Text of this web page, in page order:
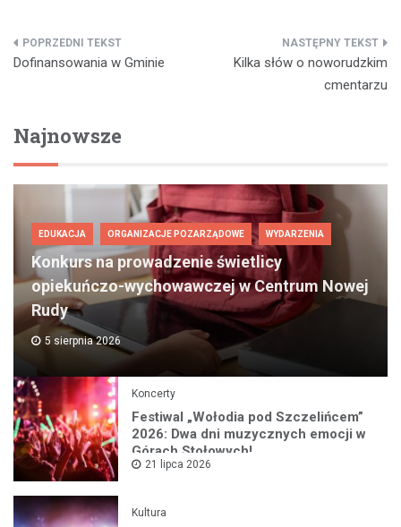
Nawigacja
Dofinansowania w Gminie
Kilka słów o noworudzkim
cmentarzu
Najnowsze
EDUKACJA ORGANIZACJE POZARZĄDOWE WYDARZENIA
Konkurs na prowadzenie świetlicy
opiekuńczo-wychowawczej w Centrum Nowej
Rudy
5 sierpnia 2026
Koncerty
Festiwal „Wołodia pod Szczelińcem”
2026: Dwa dni muzycznych emocji w
Górach Stołowych!
21 lipca 2026
Kultura